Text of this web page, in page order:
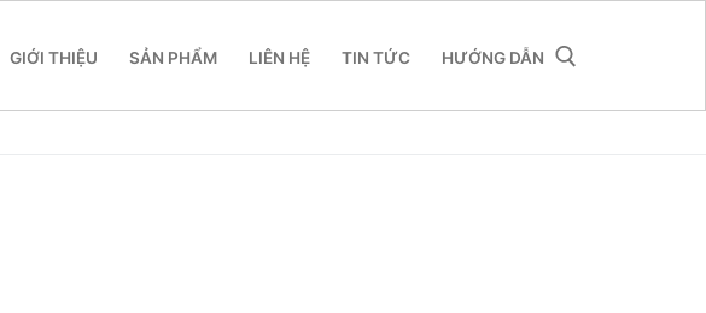
GIỚI THIỆU SẢN PHẨM LIÊN HỆ TIN TỨC HƯỚNG DẪN